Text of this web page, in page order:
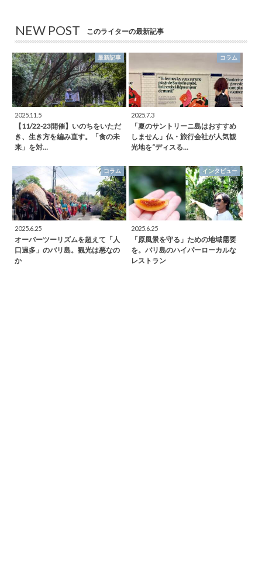
NEW POST このライターの最新記事
最新記事
2025.11.5
【11/22-23開催】いのちをいただ
き、生き方を編み直す。「食の未
来」を対…
コラム
2025.7.3
「夏のサントリーニ島はおすすめ
しません」仏・旅行会社が人気観
光地を“ディスる…
コラム
2025.6.25
オーバーツーリズムを超えて「人
口過多」のバリ島。観光は悪なの
か
インタビュー
2025.6.25
「原風景を守る」ための地域需要
を。バリ島のハイパーローカルな
レストラン